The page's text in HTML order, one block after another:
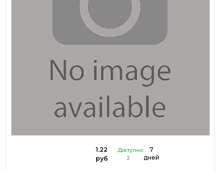
1.22
руб
Доступно:
2
7
дней